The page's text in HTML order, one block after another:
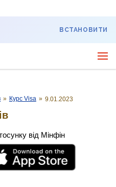
ВСТАНОВИТИ
» Курс Visa » 9.01.2023
від Мінфін